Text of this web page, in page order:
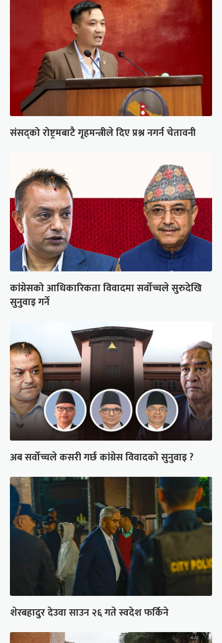
संसद्को रोष्ट्रमबाटै गृहमन्त्रीले दिए प्रश्न नगर्न चेतावनी
कांग्रेसको आधिकारिकता विवादमा सर्वोच्चले सुरुदेखि
सुनुवाइ गर्ने
अब सर्वोच्चले कसरी गर्छ कांग्रेस विवादको सुनुवाइ ?
शेरबहादुर देउवा साउन २६ गते स्वदेश फर्किने